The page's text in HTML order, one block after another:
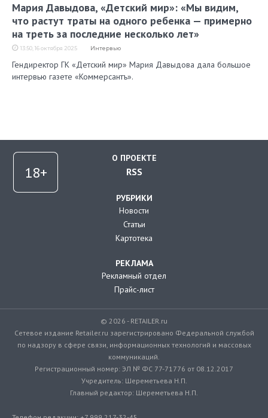
Мария Давыдова, «Детский мир»: «Мы видим,
что растут траты на одного ребенка — примерно
на треть за последние несколько лет»
13:50, 16 октября 2025 Интервью
Гендиректор ГК «Детский мир» Мария Давыдова дала большое
интервью газете «Коммерсантъ».
О ПРОЕКТЕ
RSS
РУБРИКИ
Новости
Статьи
Картотека
РЕКЛАМА
Рекламный отдел
Прайс-лист
© 2026 - RETAILER.ru
Сетевое издание Retailer.ru зарегистрировано Федеральной службой
по надзору в сфере связи, информационных технологий и массовых
коммуникаций.
Регистрационный номер: ЭЛ № ФС 77-71776 от 08.12.2017
Учредитель: Шереметьева Н.П.
Главный редактор: Шереметьева Н.П.